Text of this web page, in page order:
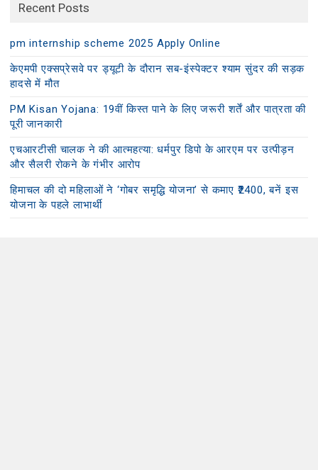
Recent Posts
pm internship scheme 2025 Apply Online
केएमपी एक्सप्रेसवे पर ड्यूटी के दौरान सब-इंस्पेक्टर श्याम सुंदर की सड़क
हादसे में मौत
PM Kisan Yojana: 19वीं किस्त पाने के लिए जरूरी शर्तें और पात्रता की
पूरी जानकारी
एचआरटीसी चालक ने की आत्महत्या: धर्मपुर डिपो के आरएम पर उत्पीड़न
और सैलरी रोकने के गंभीर आरोप
हिमाचल की दो महिलाओं ने ‘गोबर समृद्धि योजना’ से कमाए ₹2400, बनें इस
योजना के पहले लाभार्थी